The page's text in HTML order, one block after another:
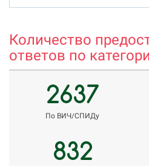
Количество
ответов по
2637
По ВИЧ/СПИДу
832